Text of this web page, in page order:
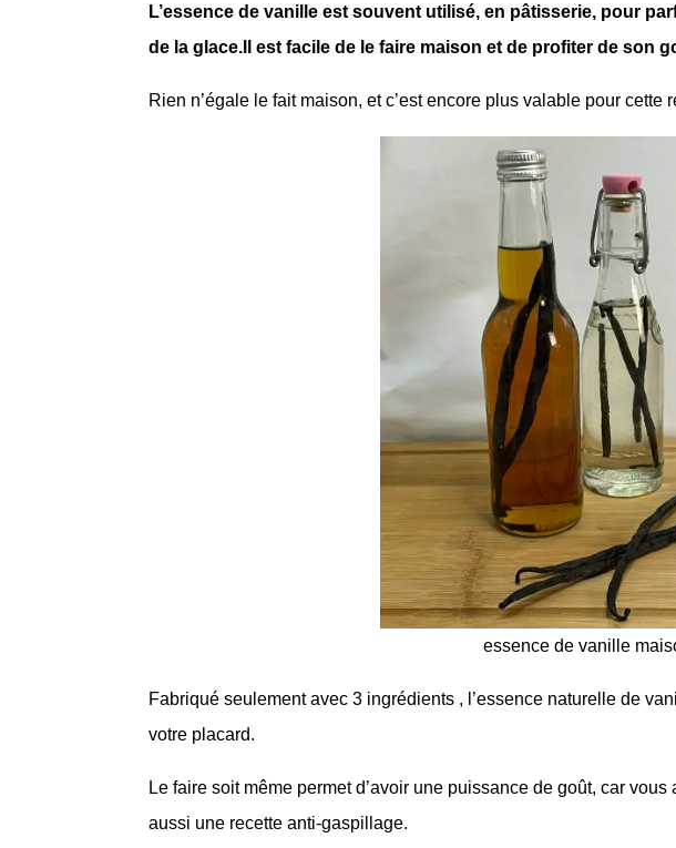
L’essence de vanille est souvent utilisé, en pâtisserie, pour
de la glace.Il est facile de le faire maison et de profiter de son
Rien n’égale le fait maison, et c’est encore plus valable pour cette
essence de vanille
Fabriqué seulement avec 3 ingrédients , l’essence naturelle de
votre placard.
Le faire soit même permet d’avoir une puissance de goût, car
aussi une recette anti-gaspillage.